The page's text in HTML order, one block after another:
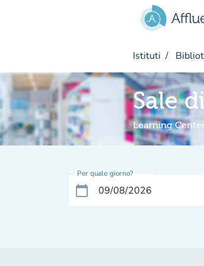
Istituti
Sale
Learning
Per quale giorno?
calendar_today